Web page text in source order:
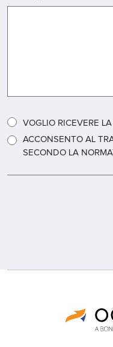
VOGLIO RICEVERE
ACCONSENTO AL
SECONDO LA